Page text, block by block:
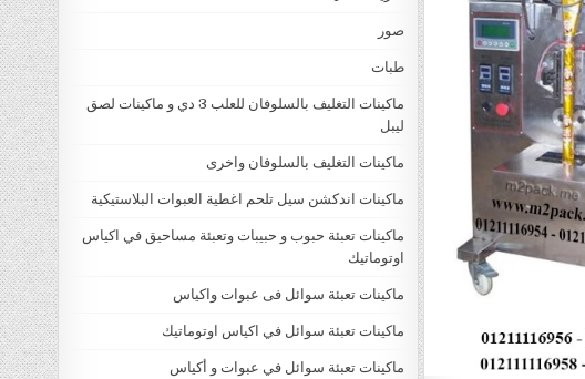
صور
طبات
ماكينات التغليف بالسلوفان للعلب 3 دي و ماكينات لصق
ليبل
ماكينات التغليف بالسلوفان واخرى
ماكينات اندكشن سيل تلحم اغطية العبوات البلاستيكية
ماكينات تعبئة حبوب و حبيبات وتعبئة مساحيق في اكياس
اوتوماتيك
ماكينات تعبئة سوائل فى عبوات واكياس
ماكينات تعبئة سوائل في اكياس اوتوماتيك
ماكينات تعبئة سوائل في عبوات و أكياس